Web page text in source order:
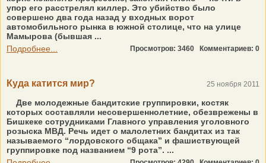
упор его расстрелял киллер. Это убийство было
совершено два года назад у входных ворот
автомобильного рынка в южной столице, что на улице
Мамырова (бывшая ...
Подробнее...
Просмотров: 3460 Комментариев: 0
Куда катится мир? 25 ноября 2011
Две молодежные бандитские группировки, костяк
которых составляли несовершеннолетние, обезврежены в
Бишкеке сотрудниками Главного управления уголовного
розыска МВД. Речь идет о малолетних бандитах из так
называемого “лордовского общака” и фашиствующей
группировке под названием “9 рота”. ...